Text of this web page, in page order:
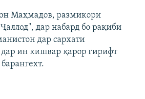
240p 360p 480p
720p 1080p
360p
480p
Маҳмадов, размикори
дар набард бо рақиби
дар сархати
ин кишвар қарор гирифт